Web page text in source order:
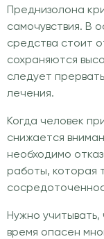
Преднизолона
самочувствия. В
средства стоит
сохраняются
следует
лечения.
Когда человек
снижается
необходимо
работы, которая
Нужно
время опасен